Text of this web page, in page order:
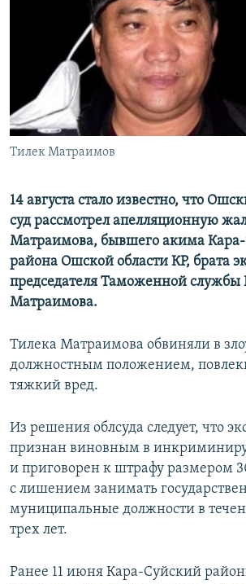
Тилек Матраимов
14 августа стало известно, что
суд рассмотрел апелляционную
Матраимова, бывшего акима Кара-
района Ошской области КР, брата
председателя Таможенной
Матраимова.
Тилека Матраимова обвиняли в
должностным положением,
тяжкий вред.
Из решения облсуда следует, что
признан виновным в
и приговорен к штрафу размером
с лишением занимать
муниципальные должности в
трех лет.
Ранее 11 июня Кара-Суйский